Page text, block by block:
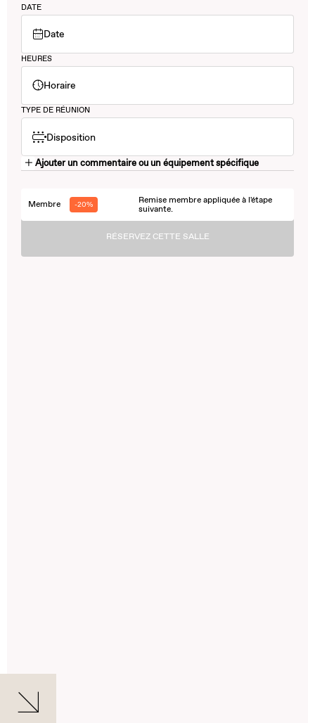
DATE
Date
HEURES
Horaire
TYPE DE RÉUNION
Disposition
Ajouter un commentaire ou un équipement spécifique
Membre -20%
Remise membre appliquée à l'étape
suivante.
RÉSERVEZ CETTE SALLE